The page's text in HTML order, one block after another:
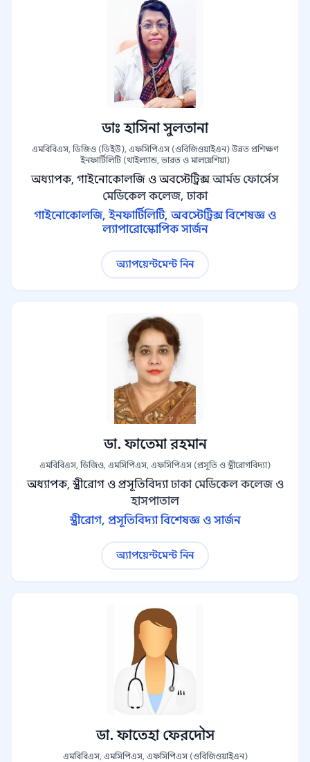
ডাঃ হাসিনা সুলতানা
এমবিবিএস, ডিজিও (ডিইউ), এফসিপিএস (ওবিজিওয়াইএন) উন্নত প্রশিক্ষণ
ইনফার্টিলিটি (থাইল্যান্ড, ভারত ও মালয়েশিয়া)
অধ্যাপক, গাইনোকোলজি ও অবস্টেট্রিক্স আর্মড ফোর্সেস
মেডিকেল কলেজ, ঢাকা
গাইনোকোলজি, ইনফার্টিলিটি, অবস্টেট্রিক্স বিশেষজ্ঞ ও
ল্যাপারোস্কোপিক সার্জন
অ্যাপয়েন্টমেন্ট নিন
ডা. ফাতেমা রহমান
এমবিবিএস, ডিজিও, এমসিপিএস, এফসিপিএস (প্রসূতি ও স্ত্রীরোগবিদ্যা)
অধ্যাপক, স্ত্রীরোগ ও প্রসূতিবিদ্যা ঢাকা মেডিকেল কলেজ ও
হাসপাতাল
স্ত্রীরোগ, প্রসূতিবিদ্যা বিশেষজ্ঞ ও সার্জন
অ্যাপয়েন্টমেন্ট নিন
ডা. ফাতেহা ফেরদৌস
এমবিবিএস, এমসিপিএস, এফসিপিএস (ওবিজিওয়াইএন)